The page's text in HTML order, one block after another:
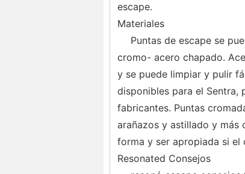
escape.
Materiales
Puntas de escape se
cromo- acero chapado.
y se puede limpiar y pulir
disponibles para el Sentra,
fabricantes. Puntas
arañazos y astillado y más
forma y ser apropiada si el
Resonated Consejos